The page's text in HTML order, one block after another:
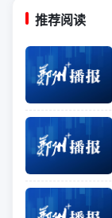
推荐阅读